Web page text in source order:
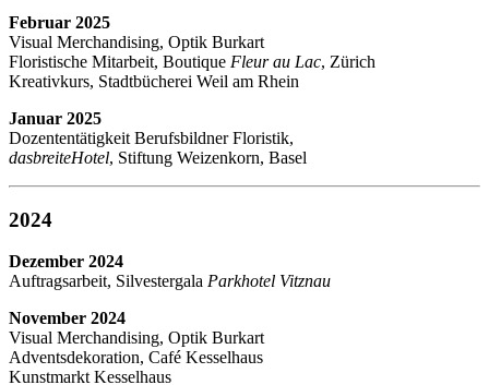
Februar 2025
Visual Merchandising, Optik Burkart
Floristische Mitarbeit, Boutique Fleur au Lac, Zürich
Kreativkurs, Stadtbücherei Weil am Rhein
Januar 2025
Dozententätigkeit Berufsbildner Floristik,
dasbreiteHotel, Stiftung Weizenkorn, Basel
2024
Dezember 2024
Auftragsarbeit, Silvestergala Parkhotel Vitznau
November 2024
Visual Merchandising, Optik Burkart
Adventsdekoration, Café Kesselhaus
Kunstmarkt Kesselhaus